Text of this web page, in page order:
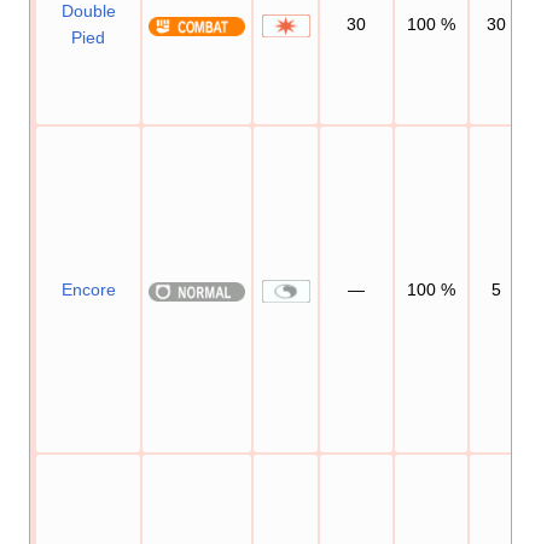
Double
Pied
30 100 % 30
Encore — 100 % 5